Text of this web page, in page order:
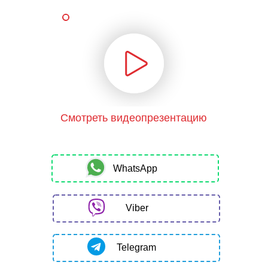
Смотреть видеопрезентацию
Telegram
WhatsApp
Viber